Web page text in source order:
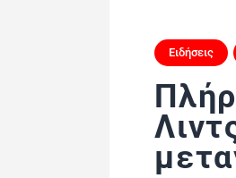
Ειδήσεις